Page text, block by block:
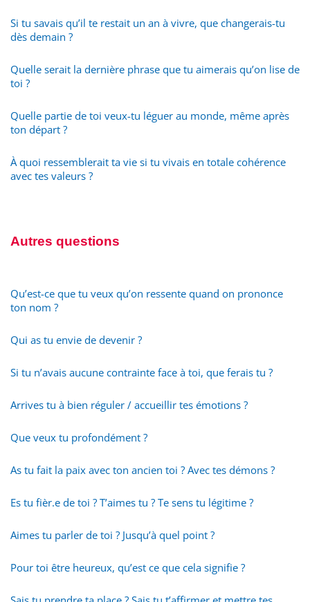
Si tu savais qu’il te restait un an à vivre, que changerais-tu
dès demain ?
Quelle serait la dernière phrase que tu aimerais qu’on lise de
toi ?
Quelle partie de toi veux-tu léguer au monde, même après
ton départ ?
À quoi ressemblerait ta vie si tu vivais en totale cohérence
avec tes valeurs ?
Autres questions
Qu’est-ce que tu veux qu’on ressente quand on prononce
ton nom ?
Qui as tu envie de devenir ?
Si tu n’avais aucune contrainte face à toi, que ferais tu ?
Arrives tu à bien réguler / accueillir tes émotions ?
Que veux tu profondément ?
As tu fait la paix avec ton ancien toi ? Avec tes démons ?
Es tu fièr.e de toi ? T’aimes tu ? Te sens tu légitime ?
Aimes tu parler de toi ? Jusqu’à quel point ?
Pour toi être heureux, qu’est ce que cela signifie ?